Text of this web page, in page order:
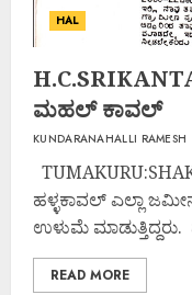
HAL
ಮಹಲ್ ಕಾವಲ್
KUNDARANAHALLI RAMESH
ಹಳ್ಳಕಾವಲ್ ಎಲ್ಲಾ
ಉಳುಮೆ ಮಾಡುತ್ತಿದ್ದರು.
READ MORE